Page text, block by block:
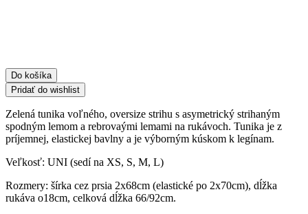
Do košíka
Pridať do wishlist
Zelená tunika voľného, oversize strihu s asymetrický strihaným
spodným lemom a rebrovaými lemami na rukávoch. Tunika je z
príjemnej, elastickej bavlny a je výborným kúskom k legínam.
Veľkosť: UNI (sedí na XS, S, M, L)
Rozmery: šírka cez prsia 2x68cm (elastické po 2x70cm), dĺžka
rukáva o18cm, celková dĺžka 66/92cm.